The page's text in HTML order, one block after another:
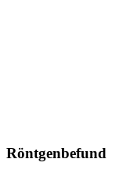
Röntgenbefund